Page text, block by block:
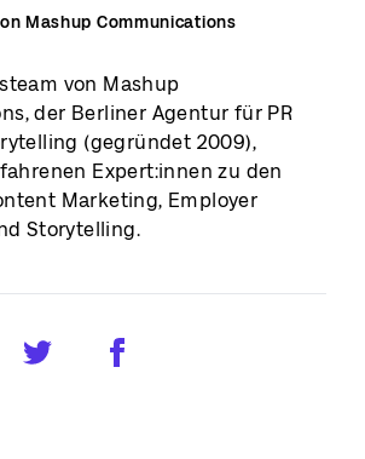
Mashup Communications
von Mashup
der Berliner Agentur für PR
(gegründet 2009),
Expert:innen zu den
Marketing, Employer
Storytelling.